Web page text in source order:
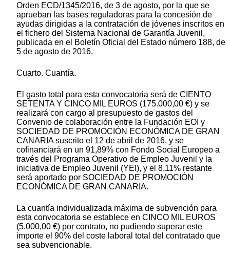
Orden ECD/1345/2016, de 3 de agosto, por la que se
aprueban las bases reguladoras para la concesión de
ayudas dirigidas a la contratación de jóvenes inscritos en
el fichero del Sistema Nacional de Garantía Juvenil,
publicada en el Boletín Oficial del Estado número 188, de
5 de agosto de 2016.
Cuarto. Cuantía.
El gasto total para esta convocatoria será de CIENTO
SETENTA Y CINCO MIL EUROS (175.000,00 €) y se
realizará con cargo al presupuesto de gastos del
Convenio de colaboración entre la Fundación EOI y
SOCIEDAD DE PROMOCIÓN ECONÓMICA DE GRAN
CANARIA suscrito el 12 de abril de 2016, y se
cofinanciará en un 91,89% con Fondo Social Europeo a
través del Programa Operativo de Empleo Juvenil y la
iniciativa de Empleo Juvenil (YEI), y el 8,11% restante
será aportado por SOCIEDAD DE PROMOCIÓN
ECONÓMICA DE GRAN CANARIA.
La cuantía individualizada máxima de subvención para
esta convocatoria se establece en CINCO MIL EUROS
(5.000,00 €) por contrato, no pudiendo superar este
importe el 90% del coste laboral total del contratado que
sea subvencionable.